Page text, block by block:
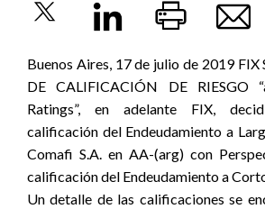
Buenos Aires, 17 de julio de 2019 FIX
DE CALIFICACIÓN DE RIESGO
Ratings”, en adelante FIX,
calificación del Endeudamiento a
Comafi S.A. en AA-(arg) con
calificación del Endeudamiento a
Un detalle de las calificaciones se